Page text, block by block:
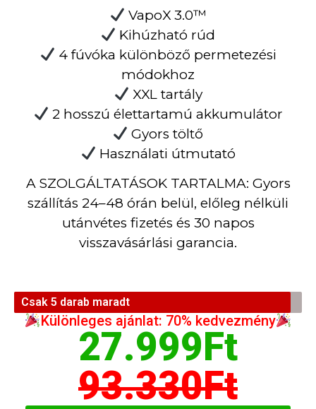
VapoX 3.0™
Kihúzható rúd
4 fúvóka különböző permetezési
módokhoz
XXL tartály
2 hosszú élettartamú akkumulátor
Gyors töltő
Használati útmutató
A SZOLGÁLTATÁSOK TARTALMA: Gyors
szállítás 24–48 órán belül, előleg nélküli
utánvétes fizetés és 30 napos
visszavásárlási garancia.
Csak 5 darab maradt
Különleges ajánlat: 70% kedvezmény
27.999Ft
93.330Ft